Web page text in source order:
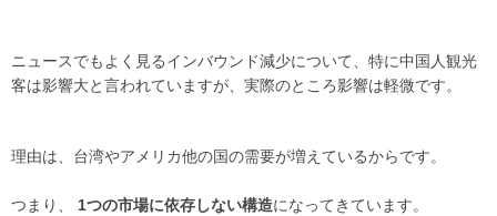
ニュースでもよく見るインバウンド減少について、特に中国人観光
客は影響大と言われていますが、実際のところ影響は軽微です。
理由は、台湾やアメリカ他の国の需要が増えているからです。
つまり、 1つの市場に依存しない構造になってきています。